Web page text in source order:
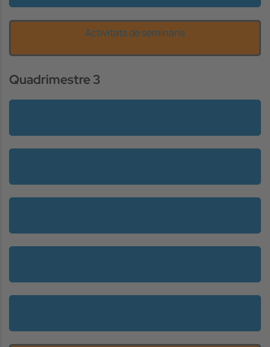
Activitats de seminaris
Quadrimestre 3